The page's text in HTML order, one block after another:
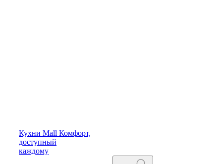
Кухни Mall Комфорт,
доступный
каждому